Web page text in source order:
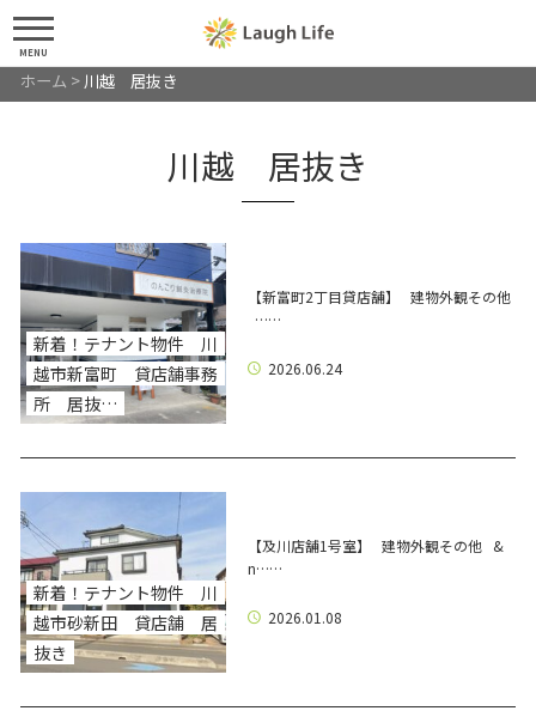
MENU
ホーム > 川越 居抜き
川越 居抜き
新着！テナント物件 川
越市新富町 貸店舗事務
所 居抜…
【新富町2丁目貸店舗】 建物外観その他
……
2026.06.24
新着！テナント物件 川
越市砂新田 貸店舗 居
抜き
【及川店舗1号室】 建物外観その他 &
n……
2026.01.08